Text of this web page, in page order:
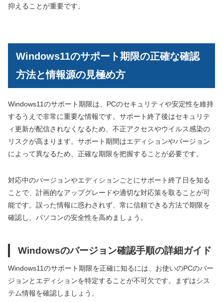
抑えることが重要です。
Windows11のサポート期限の正確な確認
方法と情報源の見極め方
Windows11のサポート期限は、PCのセキュリティや安定性を維持
するうえで非常に重要な情報です。サポート終了後はセキュリテ
ィ更新が配信されなくなるため、不正アクセスやウイルス感染の
リスクが高まります。サポート期間はエディションやバージョン
によって異なるため、正確な期限を把握することが必要です。
対応中のバージョンやエディションごとにサポート終了日を知る
ことで、計画的なアップグレードや適切な対応策を取ることが可
能です。誤った情報に惑わされず、常に信頼できる方法で期限を
確認し、パソコンの安全性を高めましょう。
Windowsのバージョン確認手順の詳細ガイド
Windows11のサポート期限を正確に知るには、お使いのPCのバー
ジョンとエディションを特定することが不可欠です。まずはシス
テム情報を確認しましょう。